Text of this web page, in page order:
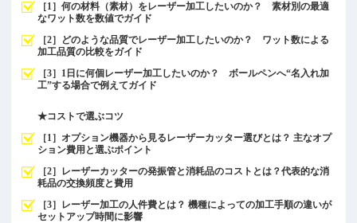
［1］何の材料（素材）をレーザー加工したいのか？ 素材別の最適
なワット数を数値でガイド
［2］どのような品質でレーザー加工したいのか？ ワット数による
加工品質の比較をガイド
［3］1日に何個レーザー加工したいのか？ ボールペンへ“名入れ加
工”する場合で例えてガイド
★コストで選ぶコツ
［1］オプション機器から見るレーザーカッター選びとは？ 主なオプ
ション費用と選ぶポイント
［2］レーザーカッターの発振管と消耗品のコストとは？代表的な消
耗品の交換頻度と費用
［3］レーザー加工の人件費とは？ 機種によっての加工手順の違いが
セットアップ時間に影響